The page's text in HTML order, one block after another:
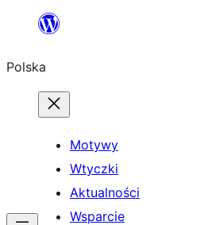
Przejdź
treści
Polska
Motywy
Wtyczki
Aktualności
Wsparcie